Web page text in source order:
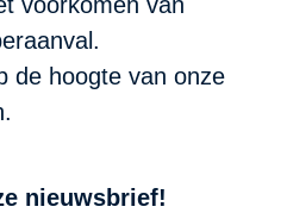
de hoogte van onze
nieuwsbrief!